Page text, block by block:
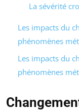
La sévérité
Les impacts du
phénomènes
Les impacts du
phénomènes